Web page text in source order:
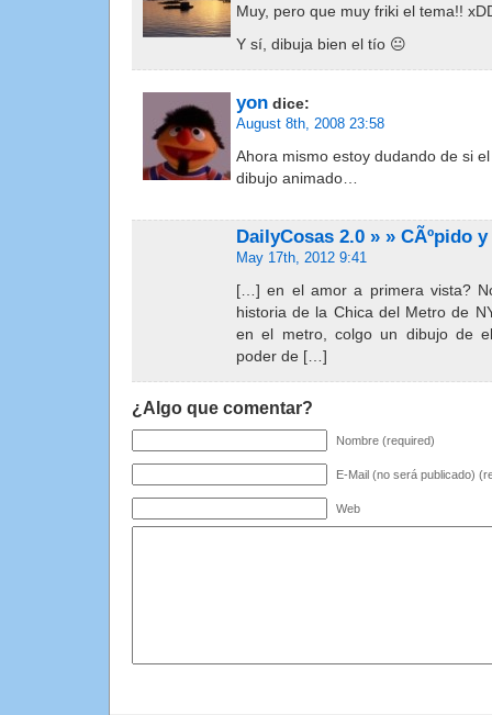
Muy, pero que muy friki el tema!!
Y sí, dibuja bien el tío 😐
yon dice:
August 8th, 2008 23:58
Ahora mismo estoy dudando de si
dibujo animado…
DailyCosas 2.0 » » CÃºpido
May 17th, 2012 9:41
[…] en el amor a primera vista?
historia de la Chica del Metro de
en el metro, colgo un dibujo de
poder de […]
¿Algo que comentar?
Nombre (required)
E-Mail (no será publicado)
Web